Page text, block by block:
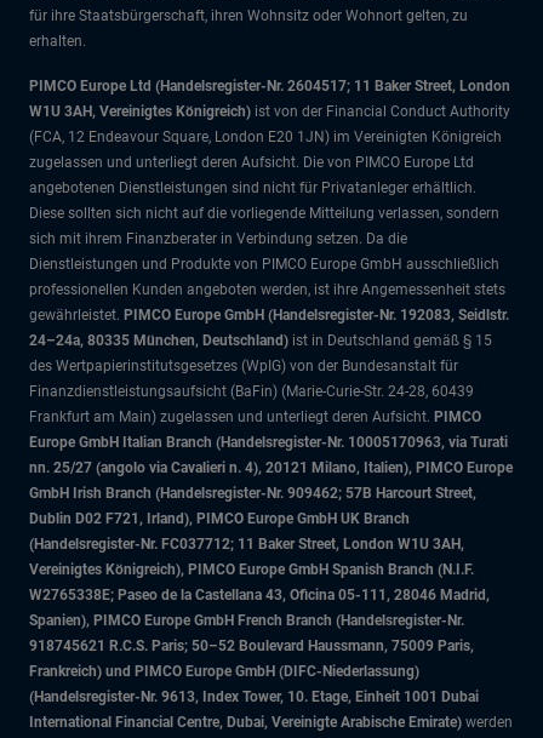
für ihre Staatsbürgerschaft, ihren Wohnsitz oder Wohnort gelten, zu
erhalten.
PIMCO Europe Ltd (Handelsregister-Nr. 2604517; 11 Baker Street, London
W1U 3AH, Vereinigtes Königreich) ist von der Financial Conduct Authority
(FCA, 12 Endeavour Square, London E20 1JN) im Vereinigten Königreich
zugelassen und unterliegt deren Aufsicht. Die von PIMCO Europe Ltd
angebotenen Dienstleistungen sind nicht für Privatanleger erhältlich.
Diese sollten sich nicht auf die vorliegende Mitteilung verlassen, sondern
sich mit ihrem Finanzberater in Verbindung setzen. Da die
Dienstleistungen und Produkte von PIMCO Europe GmbH ausschließlich
professionellen Kunden angeboten werden, ist ihre Angemessenheit stets
gewährleistet. PIMCO Europe GmbH (Handelsregister-Nr. 192083, Seidlstr.
24–24a, 80335 München, Deutschland) ist in Deutschland gemäß § 15
des Wertpapierinstitutsgesetzes (WpIG) von der Bundesanstalt für
Finanzdienstleistungsaufsicht (BaFin) (Marie-Curie-Str. 24-28, 60439
Frankfurt am Main) zugelassen und unterliegt deren Aufsicht. PIMCO
Europe GmbH Italian Branch (Handelsregister-Nr. 10005170963, via Turati
nn. 25/27 (angolo via Cavalieri n. 4), 20121 Milano, Italien), PIMCO Europe
GmbH Irish Branch (Handelsregister-Nr. 909462; 57B Harcourt Street,
Dublin D02 F721, Irland), PIMCO Europe GmbH UK Branch
(Handelsregister-Nr. FC037712; 11 Baker Street, London W1U 3AH,
Vereinigtes Königreich), PIMCO Europe GmbH Spanish Branch (N.I.F.
W2765338E; Paseo de la Castellana 43, Oficina 05-111, 28046 Madrid,
Spanien), PIMCO Europe GmbH French Branch (Handelsregister-Nr.
918745621 R.C.S. Paris; 50–52 Boulevard Haussmann, 75009 Paris,
Frankreich) und PIMCO Europe GmbH (DIFC-Niederlassung)
(Handelsregister-Nr. 9613, Index Tower, 10. Etage, Einheit 1001 Dubai
International Financial Centre, Dubai, Vereinigte Arabische Emirate) werden